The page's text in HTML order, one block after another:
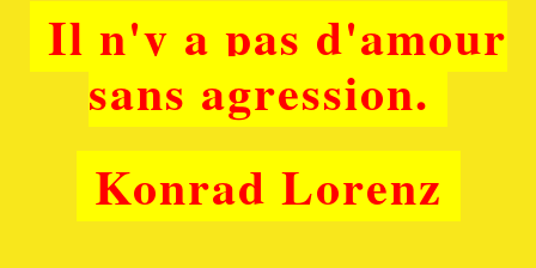
Il n'y a pas d'amour
sans agression.
Konrad Lorenz